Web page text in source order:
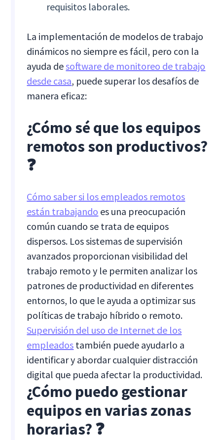
requisitos laborales.
La implementación de modelos de trabajo
dinámicos no siempre es fácil, pero con la
ayuda desoftware de monitoreo de trabajo
desde casa, puede superar los desafíos de
manera eficaz:
¿Cómo sé que los equipos
remotos son productivos?
❓
Cómo saber si los empleados remotos
están trabajando es una preocupación
común cuando se trata de equipos
dispersos. Los sistemas de supervisión
avanzados proporcionan visibilidad del
trabajo remoto y le permiten analizar los
patrones de productividad en diferentes
entornos, lo que le ayuda a optimizar sus
políticas de trabajo híbrido o remoto.
Supervisión del uso de Internet de los
empleados también puede ayudarlo a
identificar y abordar cualquier distracción
digital que pueda afectar la productividad.
¿Cómo puedo gestionar
equipos en varias zonas
horarias? ❓